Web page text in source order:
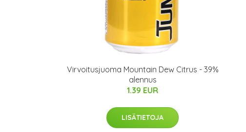
Virvoitusjuoma Mountain Dew Citrus - 39%
alennus
1.39 EUR
LISÄTIETOJA